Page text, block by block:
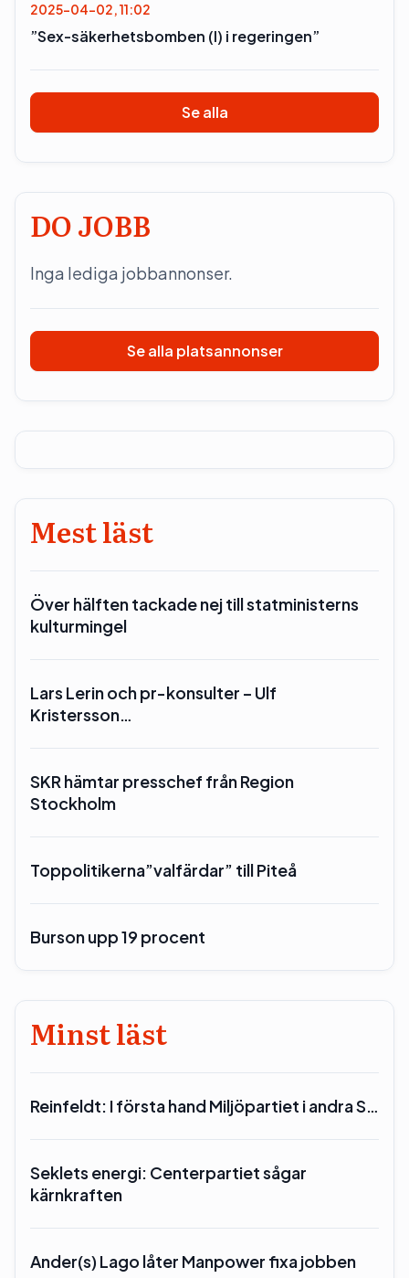
2025-04-02, 11:02
”Sex-säkerhetsbomben (l) i regeringen”
Se alla
DO JOBB
Inga lediga jobbannonser.
Se alla platsannonser
Mest läst
Över hälften tackade nej till statministerns
kulturmingel
Lars Lerin och pr-konsulter – Ulf
Kristersson…
SKR hämtar presschef från Region
Stockholm
Toppolitikerna”valfärdar” till Piteå
Burson upp 19 procent
Minst läst
Reinfeldt: I första hand Miljöpartiet i andra S…
Seklets energi: Centerpartiet sågar
kärnkraften
Ander(s) Lago låter Manpower fixa jobben